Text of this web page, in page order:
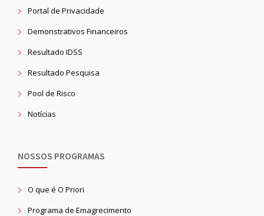
Portal de Privacidade
Demonstrativos Financeiros
Resultado IDSS
Resultado Pesquisa
Pool de Risco
Notícias
NOSSOS PROGRAMAS
O que é O Priori
Programa de Emagrecimento